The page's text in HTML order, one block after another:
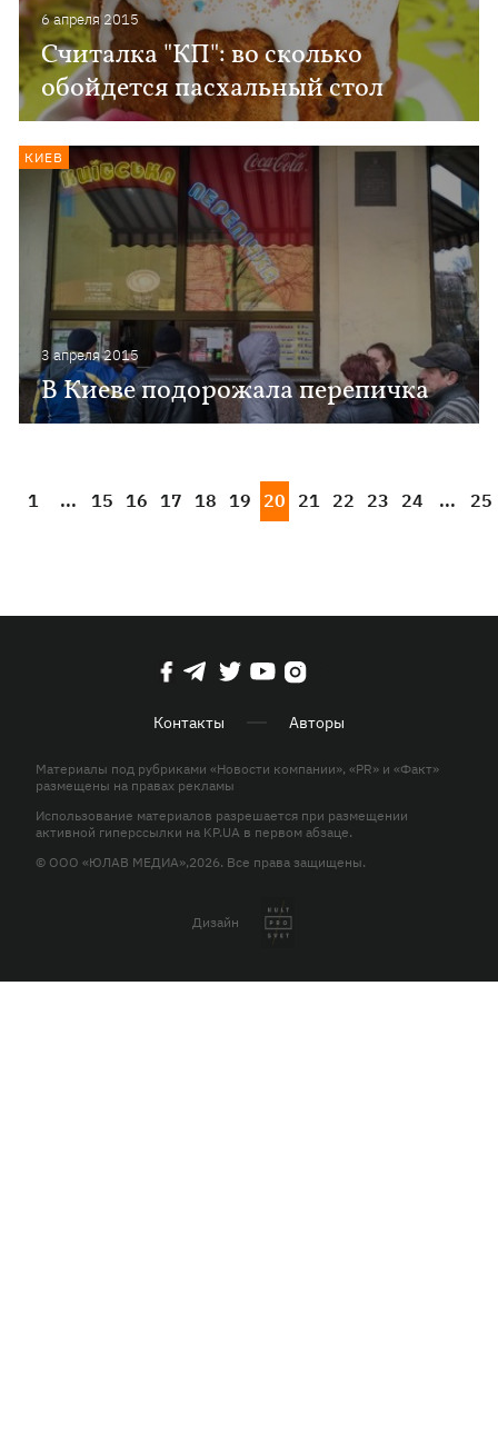
6 апреля 2015
Считалка "КП": во сколько
обойдется пасхальный стол
3 апреля 2015
В Киеве подорожала перепичка
КИЕВ
1 ... 15 16 17 18 19 20 21 22 23 24 ... 25
Контакты Авторы
Материалы под рубриками «Новости компании», «PR» и «Факт»
размещены на правах рекламы
Использование материалов разрешается при размещении
активной гиперссылки на KP.UA в первом абзаце.
© ООО «ЮЛАВ МЕДИА»,2026. Все права защищены.
Дизайн